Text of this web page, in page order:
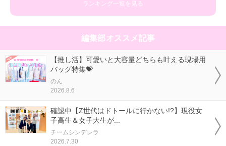
ランキング一覧を見る
編集部オススメ記事
【推し活】可愛いと大容量どちらも叶える現場用
バッグ特集💝
のん
2026.8.6
確認中【Z世代はドトールに行かない!?】現役女
子高生＆女子大生が...
チームシンデレラ
2026.7.30